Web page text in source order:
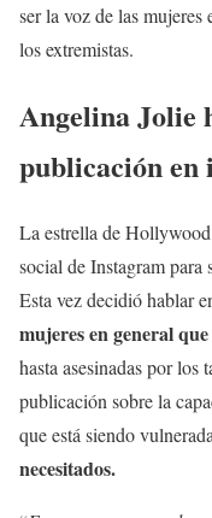
ser la voz de las mujeres
los extremistas.
Angelina Jolie
publicación en
La estrella de
social de Instagram para
Esta vez decidió hablar
mujeres en general
hasta asesinadas por los
publicación sobre la
que está siendo
necesitados.